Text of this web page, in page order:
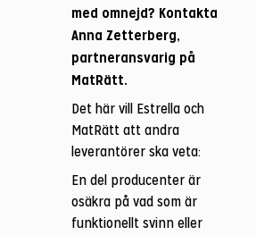
med omnejd? Kontakta
Anna Zetterberg,
partneransvarig på
MatRätt.
Det här vill Estrella och
MatRätt att andra
leverantörer ska veta:
En del producenter är
osäkra på vad som är
funktionellt svinn eller